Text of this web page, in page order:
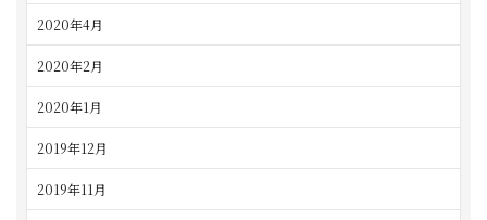
2020年4月
2020年2月
2020年1月
2019年12月
2019年11月